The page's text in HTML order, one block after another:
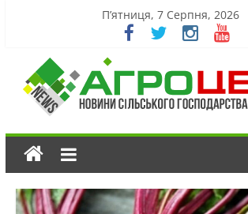
П’ятниця, 7 Серпня, 2026